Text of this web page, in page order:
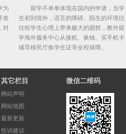
为
发
对
留学不单单体现在国内的申请，当学
生初到境外，语言的障碍、陌生的环境往
往给学生心理上带来极大的困扰，教外留
学海外服务中心从接机、换钱、买手机卡
辅导移民厅换学生证等全程保障。
其它栏目
网站声明
网站地图
最新更新
投诉建议
微信二维码